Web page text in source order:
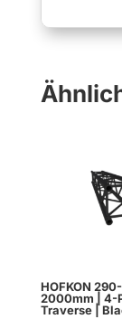
HOFKON 290-
2000mm | 4-
Traverse |